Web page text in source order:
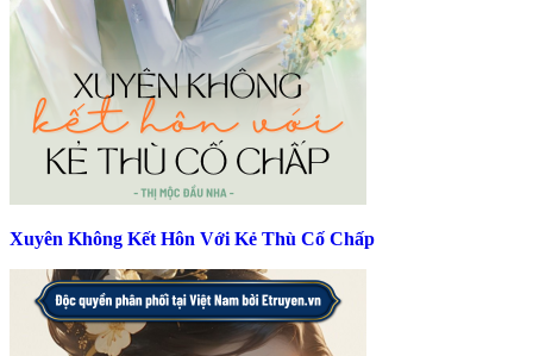
Xuyên Không Kết Hôn Với Kẻ Thù Cố Chấp